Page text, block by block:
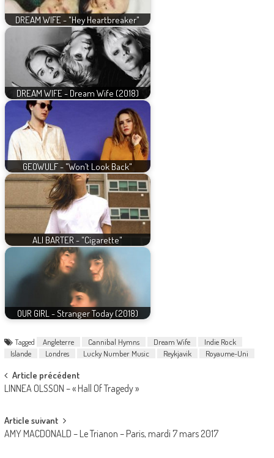
DREAM WIFE - "Hey Heartbreaker"
DREAM WIFE - Dream Wife (2018)
GEOWULF - "Won’t Look Back"
ALI BARTER - "Cigarette"
OUR GIRL - Stranger Today (2018)
Tagged Angleterre Cannibal Hymns Dream Wife
Indie Rock
Islande
Londres Lucky Number Music Reykjavik Royaume-Uni
Post
navigation
Article précédent
LINNEA OLSSON – « Hall Of Tragedy »
Article suivant
AMY MACDONALD – Le Trianon – Paris, mardi 7 mars 2017